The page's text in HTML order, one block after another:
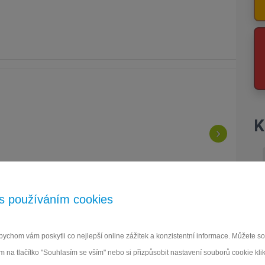
používáním cookies
vám poskytli co nejlepší online zážitek a konzistentní informace. Můžete
na tlačítko "Souhlasím se vším" nebo si přizpůsobit nastavení souborů cookie
›